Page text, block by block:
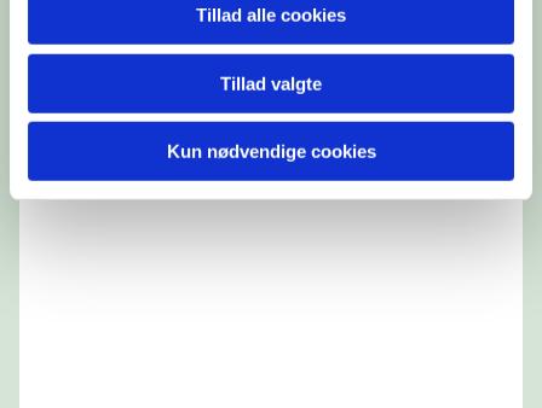
Tillad alle cookies
Tillad valgte
Kun nødvendige cookies